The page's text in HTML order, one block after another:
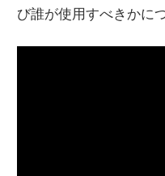
び誰が使用すべきかに